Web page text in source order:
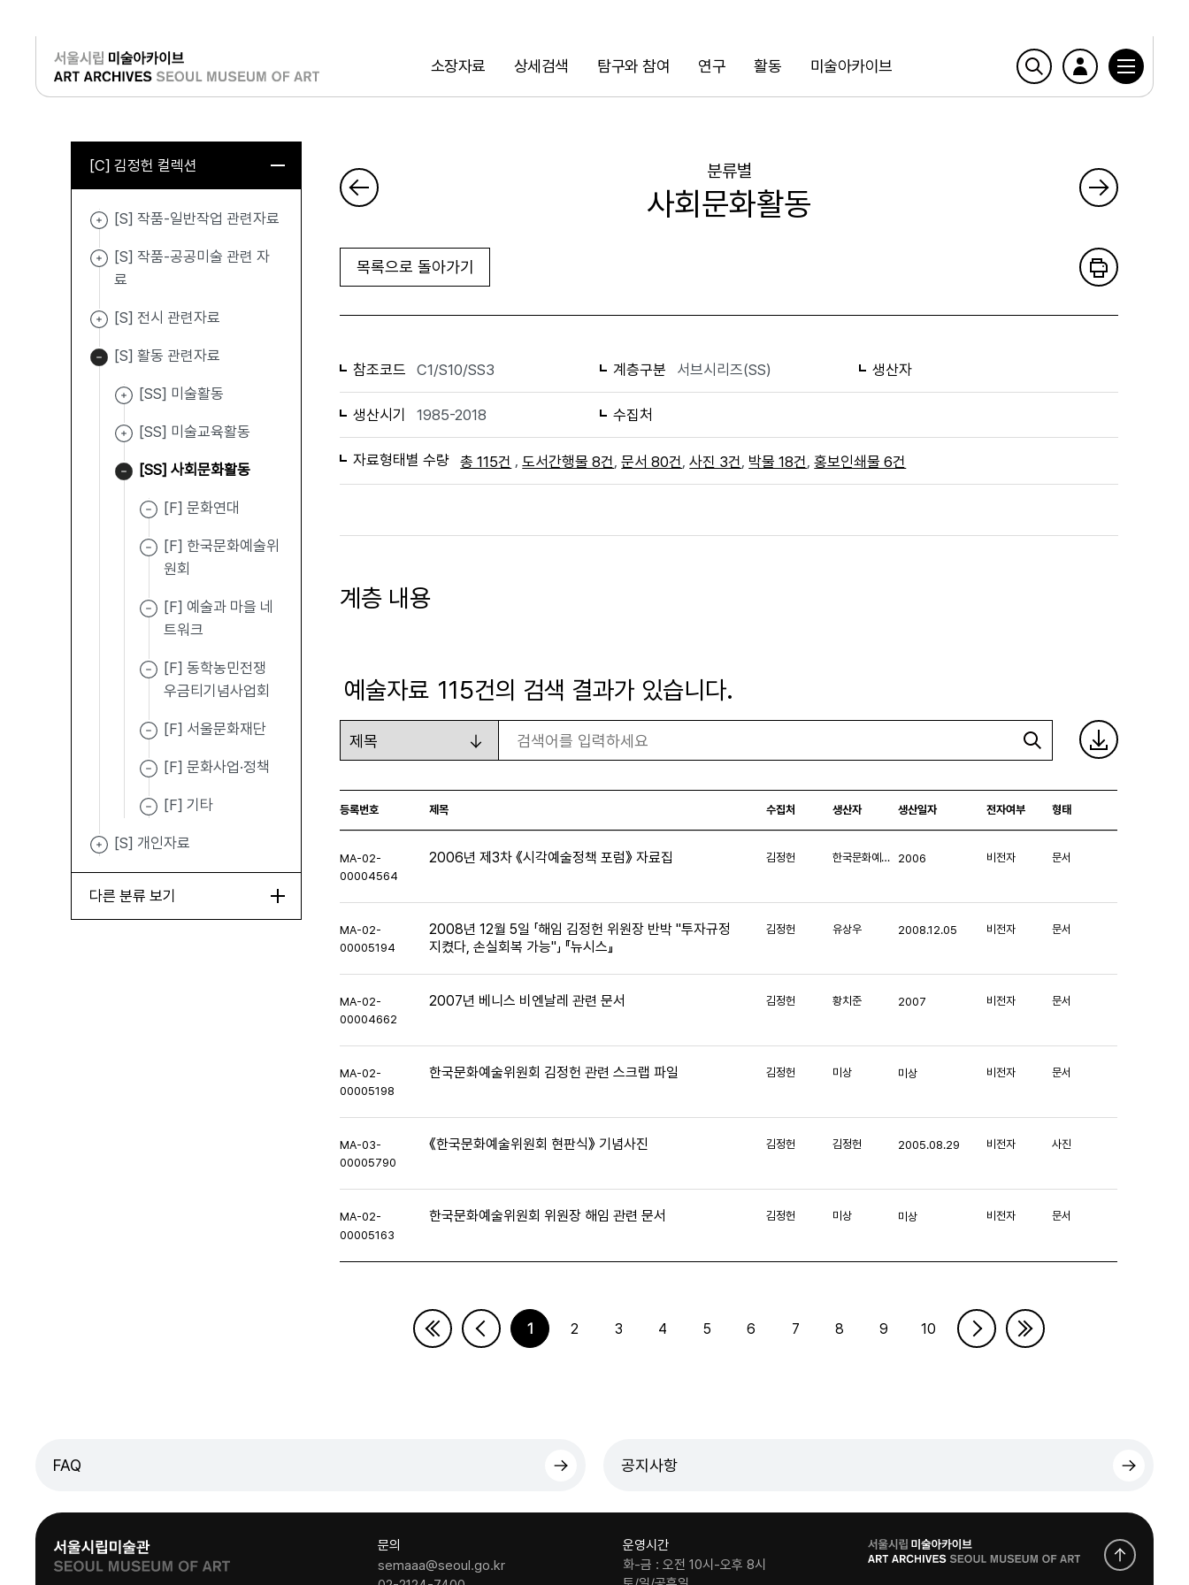
소장자료 상세검색 탐구와 참여 연구 활동 미술아카이브
검색
로그인
[C] 김정헌 컬렉션
[S] 작품-일반작업 관련자료
[S] 작품-공공미술 관련 자
료
[S] 전시 관련자료
[S] 활동 관련자료
[SS] 미술활동
[SS] 미술교육활동
[SS] 사회문화활동
[F] 문화연대
[F] 한국문화예술위
원회
[F] 예술과 마을 네
트워크
[F] 동학농민전쟁
우금티기념사업회
[F] 서울문화재단
[F] 문화사업·정책
[F] 기타
[S] 개인자료
다른 분류 보기
분류별
사회문화활동
목록으로 돌아가기
참조코드 C1/S10/SS3 계층구분 서브시리즈(SS) 생산자
생산시기 1985-2018 수집처
자료형태별 수량 총 115건 , 도서간행물 8건 ,문서 80건 ,사진 3건 박물 18건 ,홍보인쇄물 6건
계층 내용
예술자료 115건의 검색 결과가 있습니다.
검색
등록번호 제목 수집처 생산자 생산일자 전자여부 형태
MA-02-
00004564
2006년 제3차 《시각예술정책 포럼》 자료집 김정헌 한국문화예술위원회 2006 비전자 문서
MA-02-
00005194
2008년 12월 5일 「해임 김정헌 위원장 반박 "투자규정
지켰다, 손실회복 가능"」 『뉴시스』
김정헌 유상우 2008.12.05 비전자 문서
MA-02-
00004662
2007년 베니스 비엔날레 관련 문서 김정헌 황치준 2007 비전자 문서
MA-02-
00005198
한국문화예술위원회 김정헌 관련 스크랩 파일 김정헌 미상 미상 비전자 문서
MA-03-
00005790
《한국문화예술위원회 현판식》 기념사진 김정헌 김정헌 2005.08.29 비전자 사진
MA-02-
00005163
한국문화예술위원회 위원장 해임 관련 문서 김정헌 미상 미상 비전자 문서
1 2 3 4 5 6 7 8 9 10
다음페이지마지막페이지
FAQ 공지사항
문의
semaaa@seoul.go.kr
운영시간
화-금 : 오전 10시-오후 8시
로
고